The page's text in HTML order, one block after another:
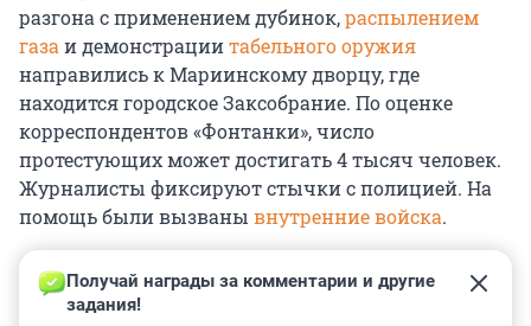
разгона с применением дубинок,распылением
газа и демонстрациитабельного оружия
направились к Мариинскому дворцу, где
находится городское Заксобрание. По оценке
корреспондентов «Фонтанки», число
протестующих может достигать 4 тысяч человек.
Журналисты фиксируют стычки с полицией. На
помощь были вызваны внутренние войска.
Получай награды за комментарии и другие
задания!